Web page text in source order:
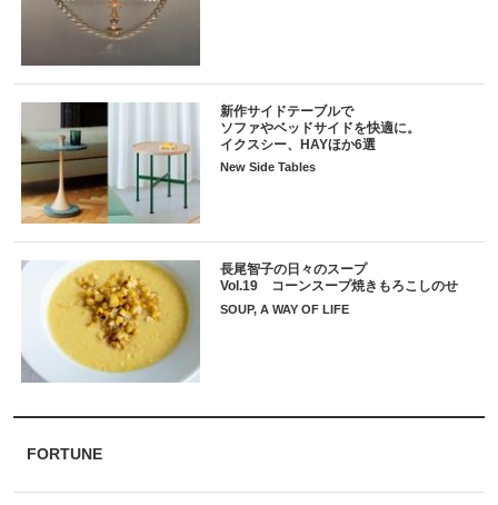
新作サイドテーブルで
ソファやベッドサイドを快適に。
イクスシー、HAYほか6選
New Side Tables
長尾智子の日々のスープ
Vol.19 コーンスープ焼きもろこしのせ
SOUP, A WAY OF LIFE
FORTUNE